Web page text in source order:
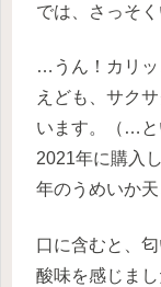
では、さっそ
…うん！カリッ
えども、サク
います。（…と
2021年に購入
年のうめいか
口に含むと、
酸味を感じまし